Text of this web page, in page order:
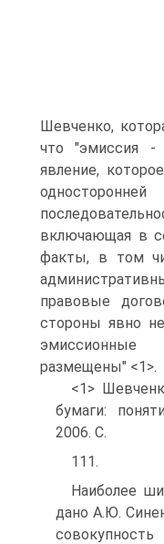
Шевченко,
что "эмиссия -
явление,
включающая в
факты, в том
правовые
стороны явно
размещены" <1>.
<1>
бумаги:
2006. С.
111.
Наиболее
дано А.Ю.